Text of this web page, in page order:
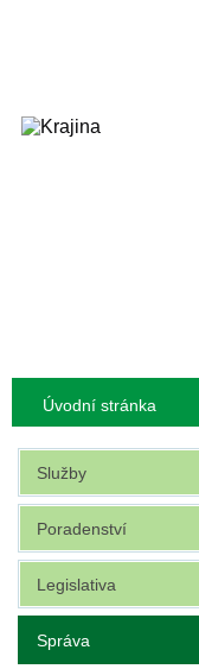
Úvodní stránka
Služby
Poradenství
Legislativa
Správa